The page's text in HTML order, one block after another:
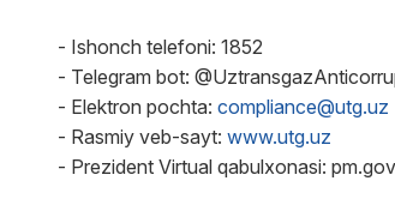
- Ishonch telefoni: 1852
- Telegram bot:
- Elektron pochta: compliance@utg.uz
- Rasmiy veb-sayt: www.utg.uz
- Prezident Virtual qabulxonasi: